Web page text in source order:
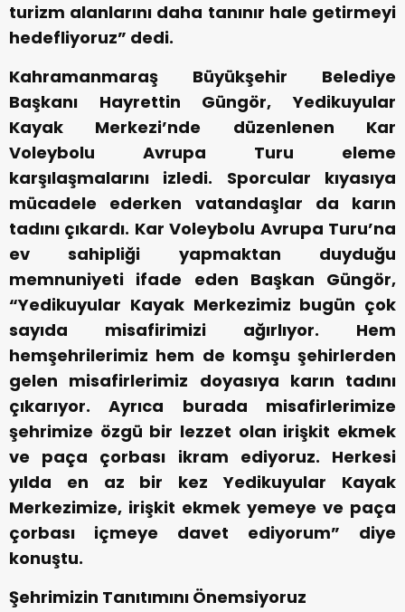
turizm alanlarını daha tanınır hale getirmeyi
hedefliyoruz” dedi.
Kahramanmaraş Büyükşehir Belediye
Başkanı Hayrettin Güngör, Yedikuyular
Kayak Merkezi’nde düzenlenen Kar
Voleybolu Avrupa Turu eleme
karşılaşmalarını izledi. Sporcular kıyasıya
mücadele ederken vatandaşlar da karın
tadını çıkardı. Kar Voleybolu Avrupa Turu’na
ev sahipliği yapmaktan duyduğu
memnuniyeti ifade eden Başkan Güngör,
“Yedikuyular Kayak Merkezimiz bugün çok
sayıda misafirimizi ağırlıyor. Hem
hemşehrilerimiz hem de komşu şehirlerden
gelen misafirlerimiz doyasıya karın tadını
çıkarıyor. Ayrıca burada misafirlerimize
şehrimize özgü bir lezzet olan irişkit ekmek
ve paça çorbası ikram ediyoruz. Herkesi
yılda en az bir kez Yedikuyular Kayak
Merkezimize, irişkit ekmek yemeye ve paça
çorbası içmeye davet ediyorum” diye
konuştu.
Şehrimizin Tanıtımını Önemsiyoruz